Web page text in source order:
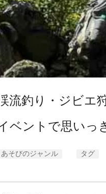
流釣り・ジビエ
ベントで思いっ
あそびのジャンル タグ